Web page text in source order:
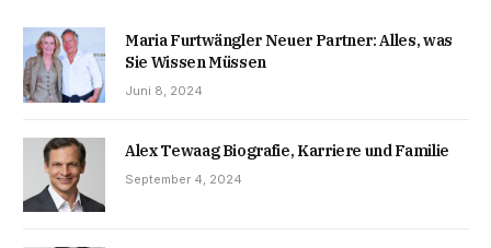
Maria Furtwängler Neuer Partner: Alles, was
Sie Wissen Müssen
Juni 8, 2024
Alex Tewaag Biografie, Karriere und Familie
September 4, 2024